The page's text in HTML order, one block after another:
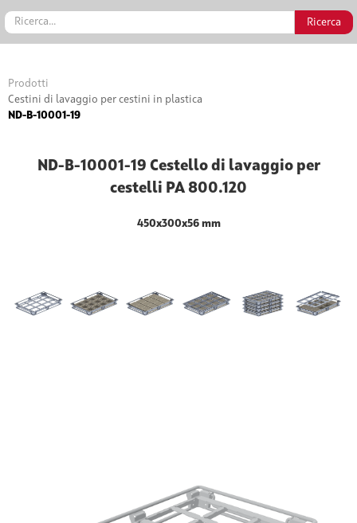
Prodotti
Cestini di lavaggio per cestini in plastica
ND-B-10001-19
ND-B-10001-19 Cestello di lavaggio per
cestelli PA 800.120
450x300x56 mm